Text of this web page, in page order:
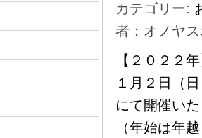
カテゴリー:
者：オノヤ
【２０２２
１月２日（
にて開催い
（年始は年